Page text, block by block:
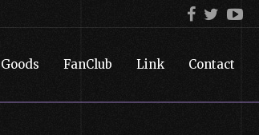
Goods FanClub Link Contact